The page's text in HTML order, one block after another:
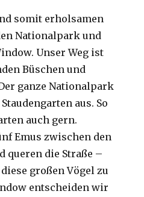
somit erholsamen
Nationalpark und
Unser Weg ist
Büschen und
ganze Nationalpark
aus. So
auch gern.
Emus zwischen den
queren die Straße –
großen Vögel zu
entscheiden wir